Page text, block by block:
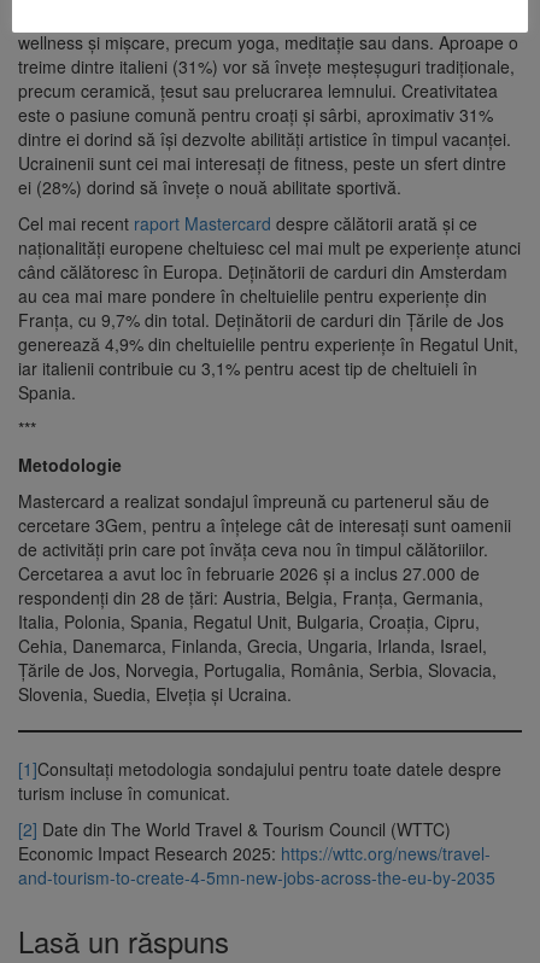
wellness și mișcare, precum yoga, meditație sau dans. Aproape o
treime dintre italieni (31%) vor să învețe meșteșuguri tradiționale,
precum ceramică, țesut sau prelucrarea lemnului. Creativitatea
este o pasiune comună pentru croați și sârbi, aproximativ 31%
dintre ei dorind să își dezvolte abilități artistice în timpul vacanței.
Ucrainenii sunt cei mai interesați de fitness, peste un sfert dintre
ei (28%) dorind să învețe o nouă abilitate sportivă.
Cel mai recent raport Mastercard despre călătorii arată și ce
naționalități europene cheltuiesc cel mai mult pe experiențe atunci
când călătoresc în Europa. Deținătorii de carduri din Amsterdam
au cea mai mare pondere în cheltuielile pentru experiențe din
Franța, cu 9,7% din total. Deținătorii de carduri din Țările de Jos
generează 4,9% din cheltuielile pentru experiențe în Regatul Unit,
iar italienii contribuie cu 3,1% pentru acest tip de cheltuieli în
Spania.
***
Metodologie
Mastercard a realizat sondajul împreună cu partenerul său de
cercetare 3Gem, pentru a înțelege cât de interesați sunt oamenii
de activități prin care pot învăța ceva nou în timpul călătoriilor.
Cercetarea a avut loc în februarie 2026 și a inclus 27.000 de
respondenți din 28 de țări: Austria, Belgia, Franța, Germania,
Italia, Polonia, Spania, Regatul Unit, Bulgaria, Croația, Cipru,
Cehia, Danemarca, Finlanda, Grecia, Ungaria, Irlanda, Israel,
Țările de Jos, Norvegia, Portugalia, România, Serbia, Slovacia,
Slovenia, Suedia, Elveția și Ucraina.
[1]Consultați metodologia sondajului pentru toate datele despre
turism incluse în comunicat.
[2] Date din The World Travel & Tourism Council (WTTC)
Economic Impact Research 2025: https://wttc.org/news/travel-
and-tourism-to-create-4-5mn-new-jobs-across-the-eu-by-2035
Lasă un răspuns